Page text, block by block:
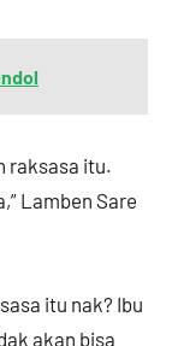
raksasa itu.
Lamben Sare
itu nak? Ibu
akan bisa